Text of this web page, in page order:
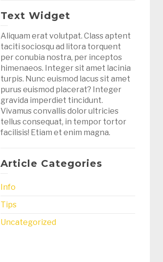
Text Widget
Aliquam erat volutpat. Class aptent
taciti sociosqu ad litora torquent
per conubia nostra, per inceptos
himenaeos. Integer sit amet lacinia
turpis. Nunc euismod lacus sit amet
purus euismod placerat? Integer
gravida imperdiet tincidunt.
Vivamus convallis dolor ultricies
tellus consequat, in tempor tortor
facilisis! Etiam et enim magna.
Article Categories
Info
Tips
Uncategorized